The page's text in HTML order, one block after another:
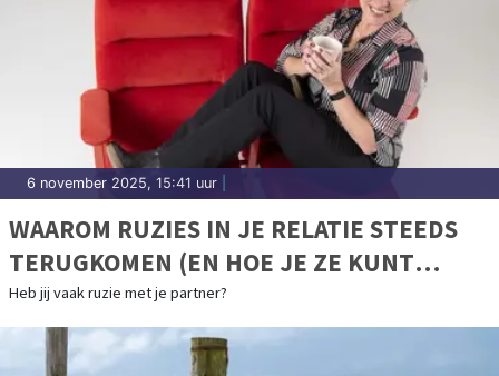
6 november 2025, 15:41 uur
WAAROM RUZIES IN JE RELATIE STEEDS
TERUGKOMEN (EN HOE JE ZE KUNT
DOORBREKEN)
Heb jij vaak ruzie met je partner?